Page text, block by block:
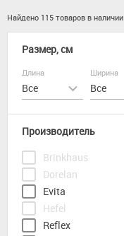
Найдено 115 товаров в наличии
Размер, см
Длина
Все
Ширина
Все
Производитель
Brinkhaus
Dorelan
Evita
Hefel
Reflex